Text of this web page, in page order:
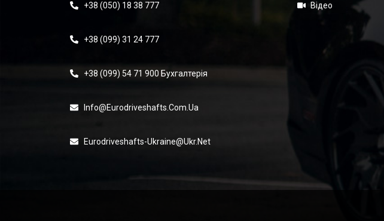
+38 (050) 18 38 777
+38 (099) 31 24 777
+38 (099) 54 71 900 Бухгалтерія
Info@eurodriveshafts.com.ua
Eurodriveshafts-Ukraine@ukr.net
Відео